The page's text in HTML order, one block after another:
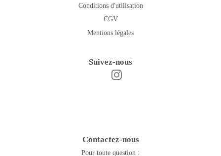
Conditions d'utilisation
CGV
Mentions légales
Suivez-nous
Facebook
Contactez-nous
Pour toute question :